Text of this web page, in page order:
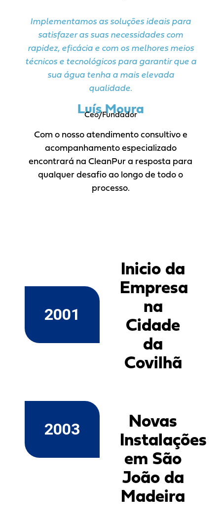
Implementamos as soluções ideais para
satisfazer as suas necessidades com
rapidez, eficácia e com os melhores meios
técnicos e tecnológicos para garantir que a
sua água tenha a mais elevada
qualidade.
Luís Moura
Ceo/Fundador
Com o nosso atendimento consultivo e
acompanhamento especializado
encontrará na CleanPur a resposta para
qualquer desafio ao longo de todo o
processo.
2001
Inicio da
Empresa
na
Cidade
da
Covilhã
Novas
Instalações
em São
João da
Madeira
2003